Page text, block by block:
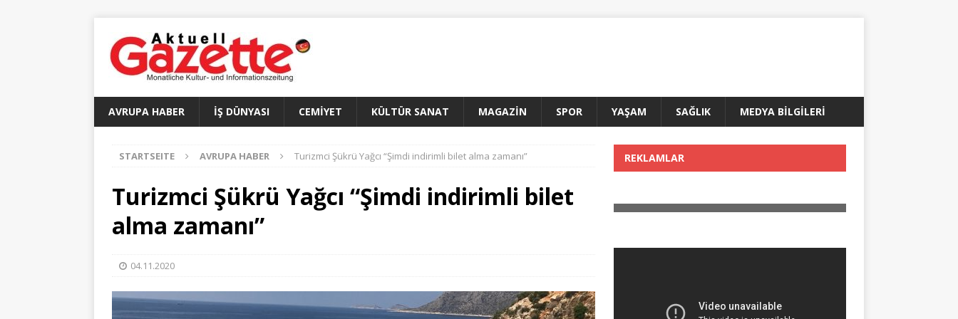
AVRUPA HABER İŞ DÜNYASI CEMİYET KÜLTÜR SANAT MAGAZİN SPOR YAŞAM SAĞLIK MEDYA BİLGİLERİ
STARTSEITE AVRUPA HABER Turizmci Şükrü Yağcı “Şimdi indirimli bilet alma zamanı”
Turizmci Şükrü Yağcı “Şimdi indirimli bilet
alma zamanı”
04.11.2020
REKLAMLAR